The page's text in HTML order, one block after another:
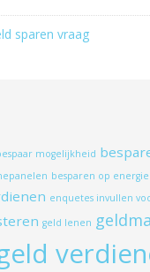
sparen vraag
mogelijkheid
besparen op energie
enquetes invullen
geld lenen